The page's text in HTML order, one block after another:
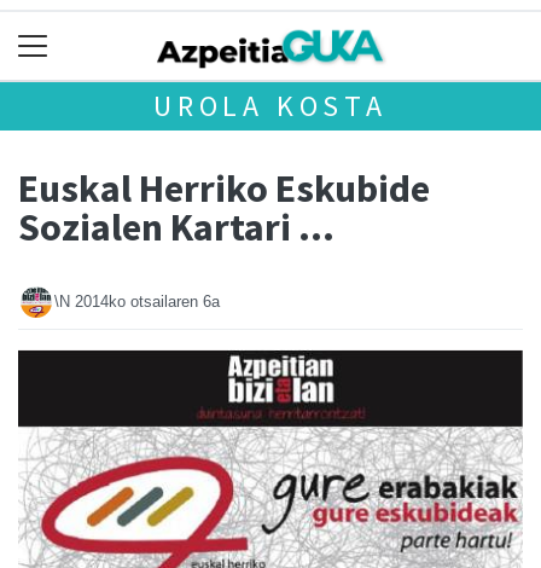
UROLA KOSTA
Euskal Herriko Eskubide
Sozialen Kartari ...
\N 2014ko otsailaren 6a